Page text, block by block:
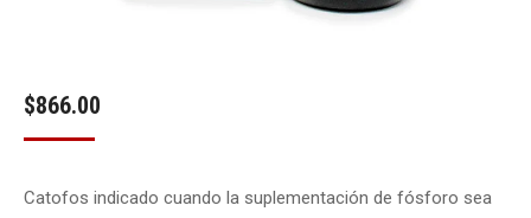
$866.00
Catofos indicado cuando la suplementación de fósforo sea